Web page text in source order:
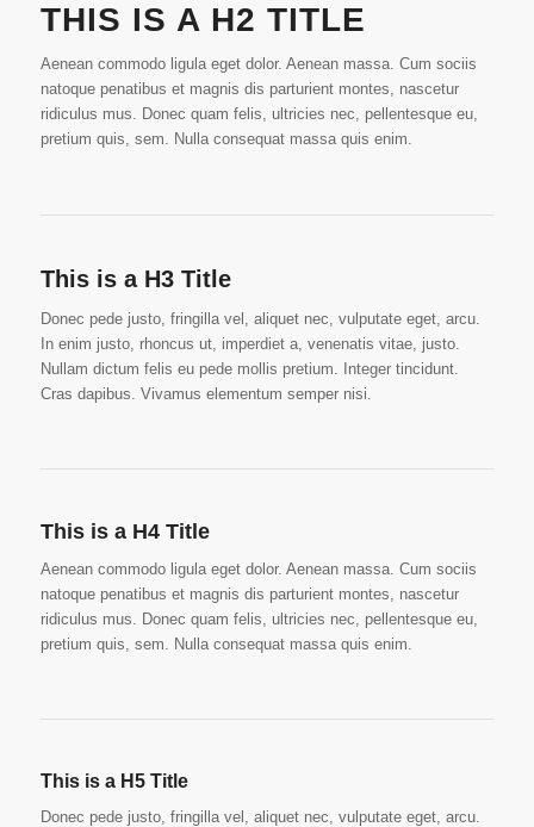
THIS IS A H2 TITLE
Aenean commodo ligula eget dolor. Aenean massa. Cum sociis
natoque penatibus et magnis dis parturient montes, nascetur
ridiculus mus. Donec quam felis, ultricies nec, pellentesque eu,
pretium quis, sem. Nulla consequat massa quis enim.
This is a H3 Title
Donec pede justo, fringilla vel, aliquet nec, vulputate eget, arcu.
In enim justo, rhoncus ut, imperdiet a, venenatis vitae, justo.
Nullam dictum felis eu pede mollis pretium. Integer tincidunt.
Cras dapibus. Vivamus elementum semper nisi.
This is a H4 Title
Aenean commodo ligula eget dolor. Aenean massa. Cum sociis
natoque penatibus et magnis dis parturient montes, nascetur
ridiculus mus. Donec quam felis, ultricies nec, pellentesque eu,
pretium quis, sem. Nulla consequat massa quis enim.
This is a H5 Title
Donec pede justo, fringilla vel, aliquet nec, vulputate eget, arcu.